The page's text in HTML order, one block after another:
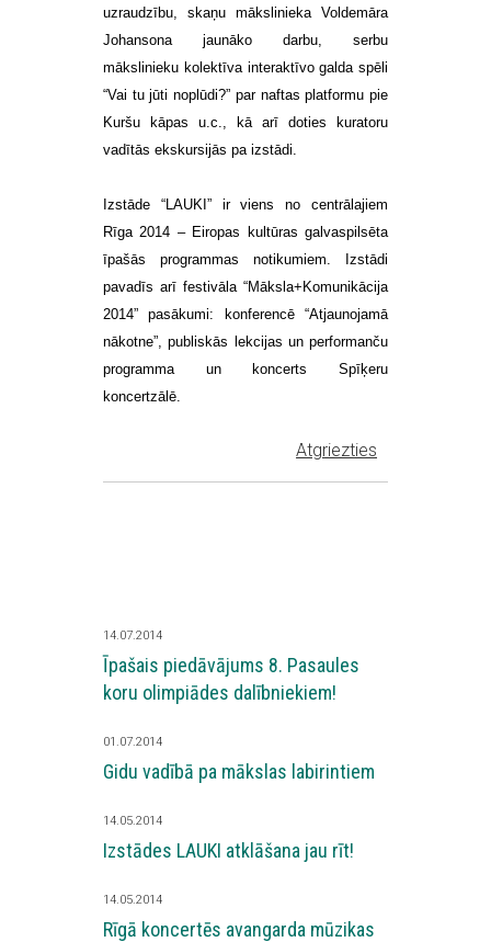
uzraudzību, skaņu mākslinieka Voldemāra
Johansona jaunāko darbu, serbu
mākslinieku kolektīva interaktīvo galda spēli
“Vai tu jūti noplūdi?” par naftas platformu pie
Kuršu kāpas u.c., kā arī doties kuratoru
vadītās ekskursijās pa izstādi.
Izstāde “LAUKI” ir viens no centrālajiem
Rīga 2014 – Eiropas kultūras galvaspilsēta
īpašās programmas notikumiem. Izstādi
pavadīs arī festivāla “Māksla+Komunikācija
2014” pasākumi: konferencē “Atjaunojamā
nākotne”, publiskās lekcijas un performanču
programma un koncerts Spīķeru
koncertzālē.
Atgriezties
14.07.2014
Īpašais piedāvājums 8. Pasaules
koru olimpiādes dalībniekiem!
01.07.2014
Gidu vadībā pa mākslas labirintiem
14.05.2014
Izstādes LAUKI atklāšana jau rīt!
14.05.2014
Rīgā koncertēs avangarda mūzikas